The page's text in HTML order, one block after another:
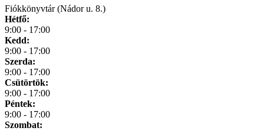
Fiókkönyvtár (Nádor u. 8.)
Hétfő:
9:00 - 17:00
Kedd:
9:00 - 17:00
Szerda:
9:00 - 17:00
Csütörtök:
9:00 - 17:00
Péntek:
9:00 - 17:00
Szombat: